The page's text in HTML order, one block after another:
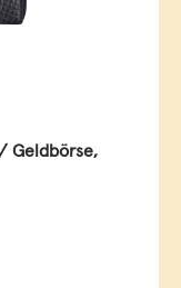
Geldbörse,